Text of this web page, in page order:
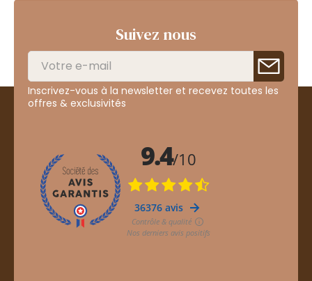
Suivez nous
Inscrivez-vous à la newsletter et recevez toutes les
offres & exclusivités